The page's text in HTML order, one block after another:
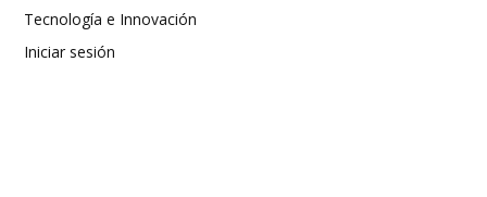
Tecnología e Innovación
Iniciar sesión